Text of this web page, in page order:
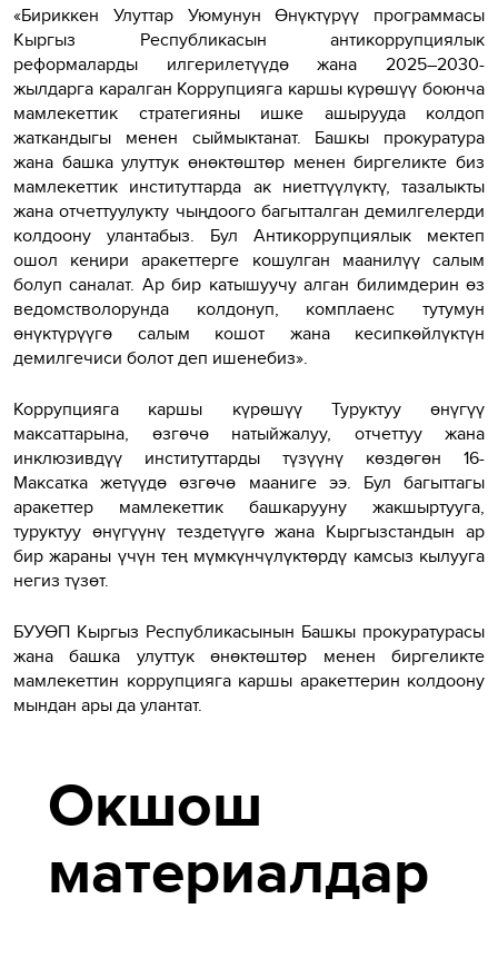
«Бириккен Улуттар Уюмунун Өнүктүрүү программасы
Кыргыз Республикасын антикоррупциялык
реформаларды илгерилетүүдө жана 2025–2030-
жылдарга каралган Коррупцияга каршы күрөшүү боюнча
мамлекеттик стратегияны ишке ашырууда колдоп
жаткандыгы менен сыймыктанат. Башкы прокуратура
жана башка улуттук өнөктөштөр менен биргеликте биз
мамлекеттик институттарда ак ниеттүүлүктү, тазалыкты
жана отчеттуулукту чыңдоого багытталган демилгелерди
колдоону улантабыз. Бул Антикоррупциялык мектеп
ошол кеңири аракеттерге кошулган маанилүү салым
болуп саналат. Ар бир катышуучу алган билимдерин өз
ведомстволорунда колдонуп, комплаенс тутумун
өнүктүрүүгө салым кошот жана кесипкөйлүктүн
демилгечиси болот деп ишенебиз».
Коррупцияга каршы күрөшүү Туруктуу өнүгүү
максаттарына, өзгөчө натыйжалуу, отчеттуу жана
инклюзивдүү институттарды түзүүнү көздөгөн 16-
Максатка жетүүдө өзгөчө мааниге ээ. Бул багыттагы
аракеттер мамлекеттик башкарууну жакшыртууга,
туруктуу өнүгүүнү тездетүүгө жана Кыргызстандын ар
бир жараны үчүн тең мүмкүнчүлүктөрдү камсыз кылууга
негиз түзөт.
БУУӨП Кыргыз Республикасынын Башкы прокуратурасы
жана башка улуттук өнөктөштөр менен биргеликте
мамлекеттин коррупцияга каршы аракеттерин колдоону
мындан ары да улантат.
Окшош
материалдар